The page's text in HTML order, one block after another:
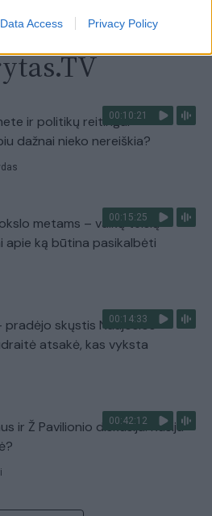
Data Access Privacy Policy